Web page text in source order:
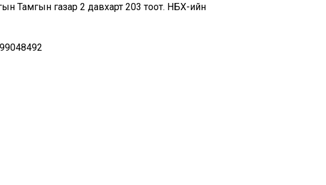
Тамгын газар 2 давхарт 203 тоот. НБХ-ийн